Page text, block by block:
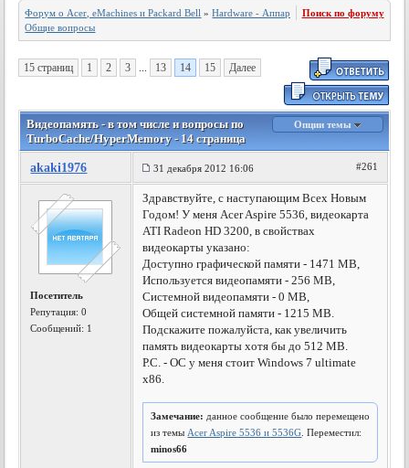
Форум о Acer, eMachines и Packard Bell »Hardware - Аппаратное обеспечение»
Общие вопросы
Поиск по форуму
15 страниц 1 2 3 ... 13 14 15 Далее
Видеопамять - в том числе и вопросы по
TurboCache/HyperMemory - 14 страница
Опции темы
akaki1976 31 декабря 2012 16:06 #261
Посетитель
Репутация:0
Сообщений: 1
Здравствуйте, с наступающим Всех Новым
Годом! У меня Acer Aspire 5536, видеокарта
ATI Radeon HD 3200, в свойствах
видеокарты указано:
Доступно графической памяти - 1471 МВ,
Используется видеопамяти - 256 МВ,
Системной видеопамяти - 0 МВ,
Общей системной памяти - 1215 МВ.
Подскажите пожалуйста, как увеличить
память видеокарты хотя бы до 512 МВ.
Р.С. - ОС у меня стоит Windows 7 ultimate
x86.
Замечание: данное сообщение было перемещено
из темы Acer Aspire 5536 и 5536G . Переместил:
minos66